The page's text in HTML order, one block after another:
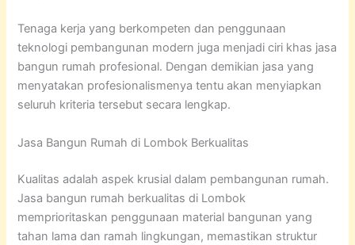
Tenaga kerja yang berkompeten dan penggunaan
teknologi pembangunan modern juga menjadi ciri khas jasa
bangun rumah profesional. Dengan demikian jasa yang
menyatakan profesionalismenya tentu akan menyiapkan
seluruh kriteria tersebut secara lengkap.
Jasa Bangun Rumah di Lombok Berkualitas
Kualitas adalah aspek krusial dalam pembangunan rumah.
Jasa bangun rumah berkualitas di Lombok
memprioritaskan penggunaan material bangunan yang
tahan lama dan ramah lingkungan, memastikan struktur